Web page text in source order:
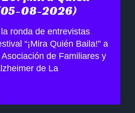
08-2026)
ronda de entrevistas
“¡Mira Quién Baila!” a
de Familiares y
de La